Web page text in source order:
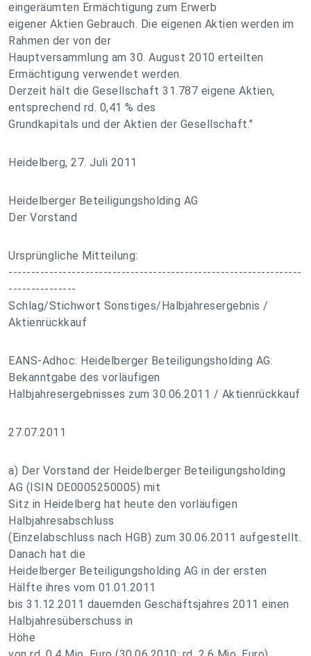
eingeräumten Ermächtigung zum Erwerb
eigener Aktien Gebrauch. Die eigenen Aktien werden im
Rahmen der von der
Hauptversammlung am 30. August 2010 erteilten
Ermächtigung verwendet werden.
Derzeit hält die Gesellschaft 31.787 eigene Aktien,
entsprechend rd. 0,41 % des
Grundkapitals und der Aktien der Gesellschaft."
Heidelberg, 27. Juli 2011
Heidelberger Beteiligungsholding AG
Der Vorstand
Ursprüngliche Mitteilung:
-----------------------------------------------------------------
---------------
Schlag/Stichwort Sonstiges/Halbjahresergebnis /
Aktienrückkauf
EANS-Adhoc: Heidelberger Beteiligungsholding AG:
Bekanntgabe des vorläufigen
Halbjahresergebnisses zum 30.06.2011 / Aktienrückkauf
27.07.2011
a) Der Vorstand der Heidelberger Beteiligungsholding
AG (ISIN DE0005250005) mit
Sitz in Heidelberg hat heute den vorläufigen
Halbjahresabschluss
(Einzelabschluss nach HGB) zum 30.06.2011 aufgestellt.
Danach hat die
Heidelberger Beteiligungsholding AG in der ersten
Hälfte ihres vom 01.01.2011
bis 31.12.2011 dauernden Geschäftsjahres 2011 einen
Halbjahresüberschuss in
Höhe